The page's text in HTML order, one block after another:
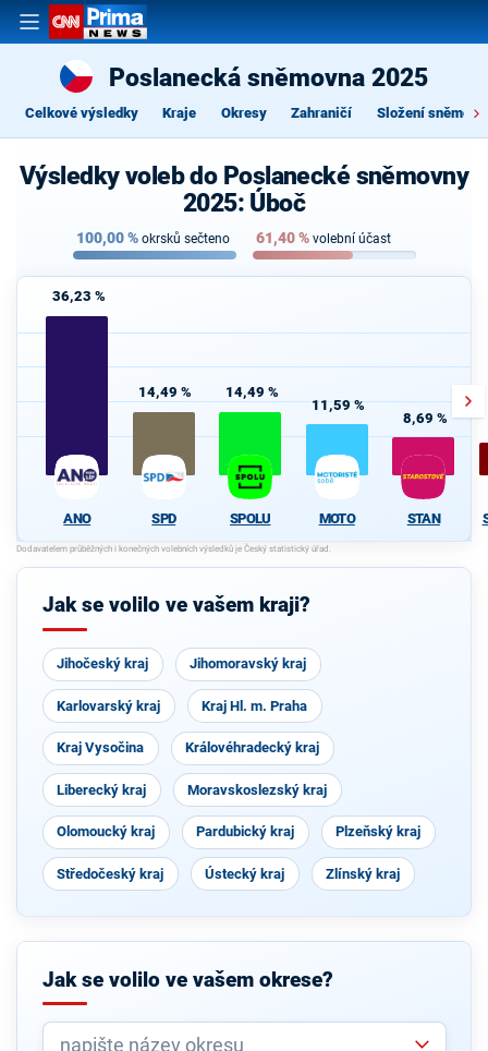
Poslanecká sněmovna 2025
Celkové výsledky Kraje Okresy Zahraničí Složení
Výsledky voleb do Poslanecké sněmovny
2025: Úboč
100,00% okrsků sečteno 61,40% volební účast
36,23 %
ANO
14,49 %
SPD
14,49 %
SPOLU
11,59 %
MOTO
8,69 %
STAN
Jak se volilo ve vašem kraji?
Jihočeský kraj Jihomoravský kraj
Karlovarský kraj Kraj Hl. m. Praha
Kraj Vysočina Královéhradecký kraj
Liberecký kraj Moravskoslezský kraj
Olomoucký kraj Pardubický kraj Plzeňský kraj
Středočeský kraj Ústecký kraj Zlínský kraj
Jak se volilo ve vašem okrese?